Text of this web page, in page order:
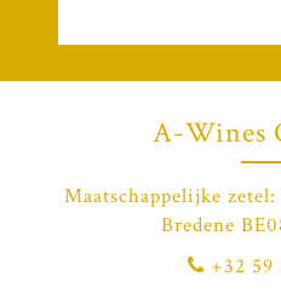
A-Wines
Maatschappelijke
Bredene
+32 59